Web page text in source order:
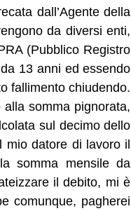
dall’Agente della
da diversi enti,
(Pubblico Registro
13 anni ed essendo
fallimento chiudendo.
somma pignorata,
sul decimo dello
datore di lavoro il
somma mensile da
il debito, mi è
comunque, pagherei